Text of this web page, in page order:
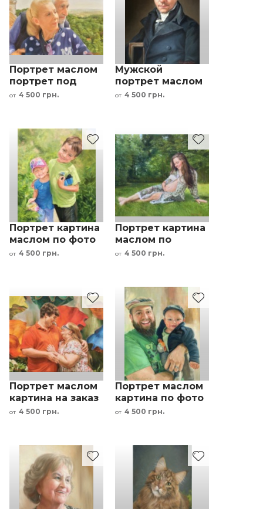
Портрет маслом
портрет под
заказ семейная
от 4 500 грн.
Мужской
портрет маслом
по фото картина
от 4 500 грн.
Портрет картина
маслом по фото
под заказ - дети
от 4 500 грн.
Портрет картина
маслом по
фотографии под
девушка на
природе
от 4 500 грн.
Портрет маслом
картина на заказ
по фото - пара
от 4 500 грн.
Портрет маслом
картина по фото
"отец с сыном"
от 4 500 грн.